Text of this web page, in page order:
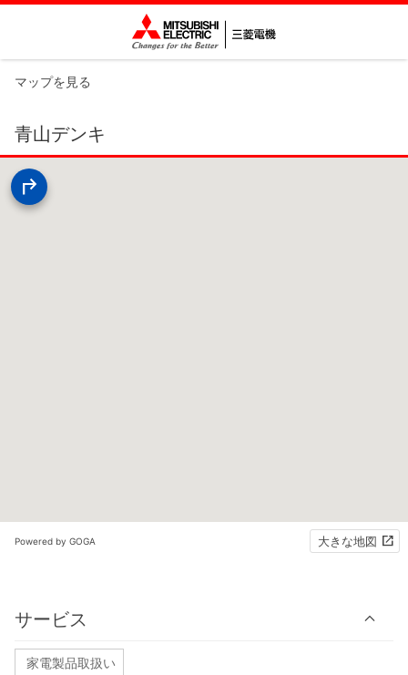
マップを見る
青山デンキ
Powered by GOGA 大きな地図
サービス
家電製品取扱い